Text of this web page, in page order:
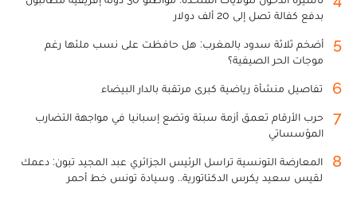
بدفع كفالة تصل إلى 20 ألف دولار
5
أضخم ثلاثة سدود بالمغرب: هل حافظت على نسب ملئها رغم
موجات الحر الصيفية؟
6 تفاصيل منشأة رياضية كبرى مرتقبة بالدار البيضاء
7
حرب الأرقام تعمق أزمة سبتة وتضع إسبانيا في مواجهة التضارب
المؤسساتي
8
المعارضة التونسية تراسل الرئيس الجزائري عبد المجيد تبون: دعمك
لقيس سعيد يكرس الدكتاتورية.. وسيادة تونس خط أحمر